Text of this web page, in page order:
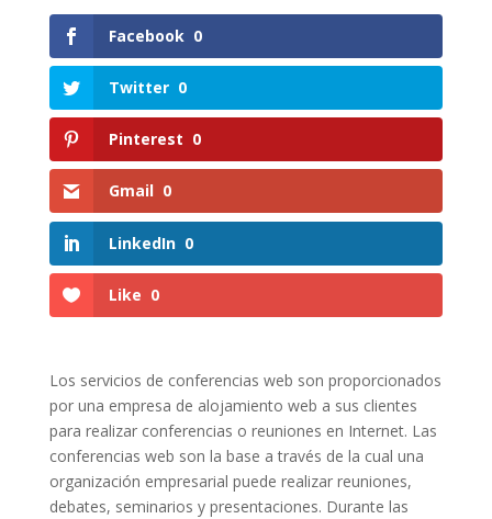
Facebook 0
Twitter 0
Pinterest 0
Gmail 0
LinkedIn 0
Like 0
Los servicios de conferencias web son proporcionados
por una empresa de alojamiento web a sus clientes
para realizar conferencias o reuniones en Internet. Las
conferencias web son la base a través de la cual una
organización empresarial puede realizar reuniones,
debates, seminarios y presentaciones. Durante las